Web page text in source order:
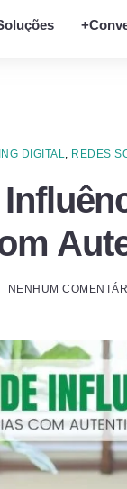
DIGITAL REDES
NENHUM